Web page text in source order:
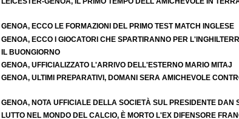
GENOA, ECCO LE FORMAZIONI DEL PRIMO TEST MATCH INGLESE
GENOA, ECCO I GIOCATORI CHE SPARTIRANNO PER
IL BUONGIORNO
GENOA, UFFICIALIZZATO L'ARRIVO DELL'ESTERNO MARIO MITAJ
GENOA, ULTIMI PREPARATIVI, DOMANI SERA AMICHEVOLE
GENOA, NOTA UFFICIALE DELLA SOCIETÀ SUL PRESIDENTE DAN
LUTTO NEL MONDO DEL CALCIO, È MORTO L'EX DIFENSORE